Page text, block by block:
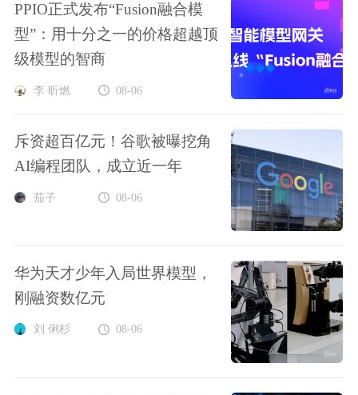
PPIO正式发布“Fusion融合模
型”：用十分之一的价格超越顶
级模型的智商
李 昕燃 08-06
斥资超百亿元！谷歌被曝挖角
AI编程团队，成立近一年
茄子 08-06
华为天才少年入局世界模型，
刚融资数亿元
刘 俐杉 08-06